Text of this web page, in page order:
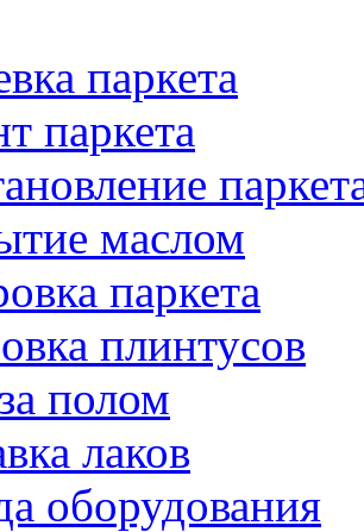
паркета
паркета
маслом
паркета
плинтусов
полом
лаков
оборудования